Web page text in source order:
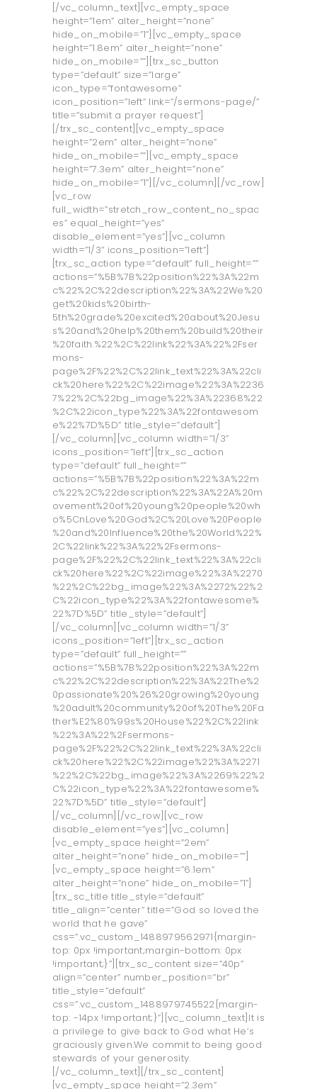
[/vc_column_text][vc_empty_space
height=”1em” alter_height=”none”
hide_on_mobile=”1”][vc_empty_space
height=”1.8em” alter_height=”none”
hide_on_mobile=””][trx_sc_button
type=”default” size=”large”
icon_type=”fontawesome”
icon_position=”left” link=”/sermons-page/”
title=”submit a prayer request”]
[/trx_sc_content][vc_empty_space
height=”2em” alter_height=”none”
hide_on_mobile=””][vc_empty_space
height=”7.3em” alter_height=”none”
hide_on_mobile=”1”][/vc_column][/vc_row]
[vc_row
full_width=”stretch_row_content_no_spac
es” equal_height=”yes”
disable_element=”yes”][vc_column
width=”1/3” icons_position=”left”]
[trx_sc_action type=”default” full_height=””
actions=”%5B%7B%22position%22%3A%22m
c%22%2C%22description%22%3A%22We%20
get%20kids%20birth-
5th%20grade%20excited%20about%20Jesu
s%20and%20help%20them%20build%20their
%20faith.%22%2C%22link%22%3A%22%2Fser
mons-
page%2F%22%2C%22link_text%22%3A%22cli
ck%20here%22%2C%22image%22%3A%2236
7%22%2C%22bg_image%22%3A%22368%22
%2C%22icon_type%22%3A%22fontawesom
e%22%7D%5D” title_style=”default”]
[/vc_column][vc_column width=”1/3”
icons_position=”left”][trx_sc_action
type=”default” full_height=””
actions=”%5B%7B%22position%22%3A%22m
c%22%2C%22description%22%3A%22A%20m
ovement%20of%20young%20people%20wh
o%5CnLove%20God%2C%20Love%20People
%20and%20Influence%20the%20World%22%
2C%22link%22%3A%22%2Fsermons-
page%2F%22%2C%22link_text%22%3A%22cli
ck%20here%22%2C%22image%22%3A%2270
%22%2C%22bg_image%22%3A%2272%22%2
C%22icon_type%22%3A%22fontawesome%
22%7D%5D” title_style=”default”]
[/vc_column][vc_column width=”1/3”
icons_position=”left”][trx_sc_action
type=”default” full_height=””
actions=”%5B%7B%22position%22%3A%22m
c%22%2C%22description%22%3A%22The%2
0passionate%20%26%20growing%20young
%20adult%20community%20of%20The%20Fa
ther%E2%80%99s%20House%22%2C%22link
%22%3A%22%2Fsermons-
page%2F%22%2C%22link_text%22%3A%22cli
ck%20here%22%2C%22image%22%3A%2271
%22%2C%22bg_image%22%3A%2269%22%2
C%22icon_type%22%3A%22fontawesome%
22%7D%5D” title_style=”default”]
[/vc_column][/vc_row][vc_row
disable_element=”yes”][vc_column]
[vc_empty_space height=”2em”
alter_height=”none” hide_on_mobile=””]
[vc_empty_space height=”6.1em”
alter_height=”none” hide_on_mobile=”1”]
[trx_sc_title title_style=”default”
title_align=”center” title=”God so loved the
world that he gave”
css=”.vc_custom_1488979562971{margin-
top: 0px !important;margin-bottom: 0px
!important;}”][trx_sc_content size=”40p”
align=”center” number_position=”br”
title_style=”default”
css=”.vc_custom_1488979745522{margin-
top: -14px !important;}”][vc_column_text]It is
a privilege to give back to God what He’s
graciously given.We commit to being good
stewards of your generosity.
[/vc_column_text][/trx_sc_content]
[vc_empty_space height=”2.3em”